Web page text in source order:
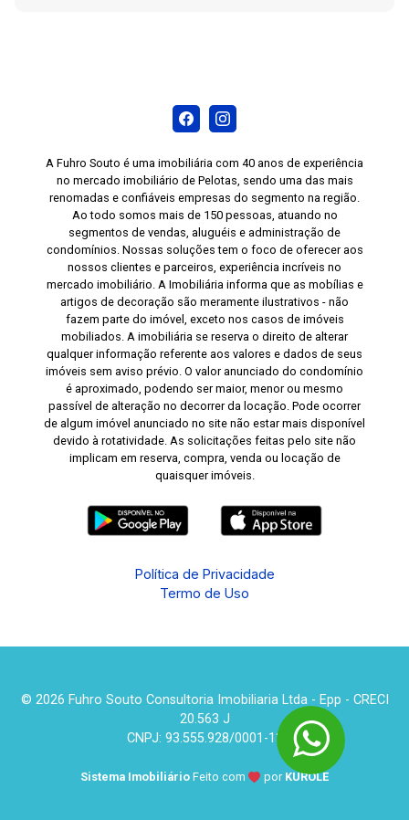
A Fuhro Souto é uma imobiliária com 40 anos de experiência
no mercado imobiliário de Pelotas, sendo uma das mais
renomadas e confiáveis empresas do segmento na região.
Ao todo somos mais de 150 pessoas, atuando no
segmentos de vendas, aluguéis e administração de
condomínios. Nossas soluções tem o foco de oferecer aos
nossos clientes e parceiros, experiência incríveis no
mercado imobiliário. A Imobiliária informa que as mobílias e
artigos de decoração são meramente ilustrativos - não
fazem parte do imóvel, exceto nos casos de imóveis
mobiliados. A imobiliária se reserva o direito de alterar
qualquer informação referente aos valores e dados de seus
imóveis sem aviso prévio. O valor anunciado do condomínio
é aproximado, podendo ser maior, menor ou mesmo
passível de alteração no decorrer da locação. Pode ocorrer
de algum imóvel anunciado no site não estar mais disponível
devido à rotatividade. As solicitações feitas pelo site não
implicam em reserva, compra, venda ou locação de
quaisquer imóveis.
Política de Privacidade
Termo de Uso
© 2026 Fuhro Souto Consultoria Imobiliaria Ltda - Epp - CRECI
20.563 J
CNPJ: 93.555.928/0001-13
Sistema Imobiliário Feito com por KUROLE